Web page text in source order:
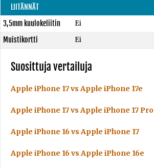
LIITÄNNÄT
3,5mm kuulokeliitin
Ei
Muistikortti
Ei
Suosittuja vertailuja
Apple iPhone 17 vs Apple iPhone 17e
Apple iPhone 17 vs Apple iPhone 17 Pro
Apple iPhone 16 vs Apple iPhone 17
Apple iPhone 16 vs Apple iPhone 16e